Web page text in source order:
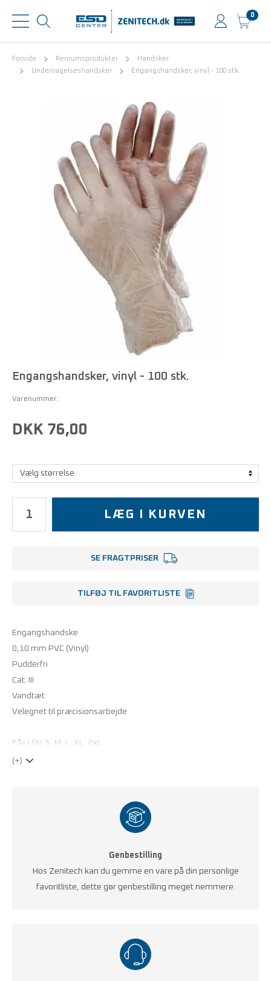
0
Forside Renrumsprodukter
Handsker
Undersøgelseshandsker
Engangshandsker, vinyl - 100 stk.
Engangshandsker, vinyl - 100 stk.
Varenummer:
DKK 76,00
LÆG I KURVEN
SE FRAGTPRISER
TILFØJ TIL FAVORITLISTE
Engangshandske
0,10 mm PVC (Vinyl)
Pudderfri
Cat. III
Vandtæt
Velegnet til præcisionsarbejde
Fås i Str. S, M, L, XL, 2XL
(+)
Genbestilling
Hos Zenitech kan du gemme en vare på din personlige
favoritliste, dette gør genbestilling meget nemmere.